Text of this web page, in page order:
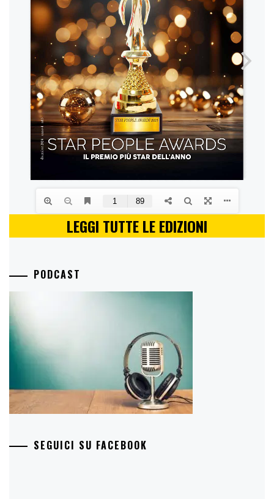
LEGGI TUTTE LE EDIZIONI
PODCAST
SEGUICI SU FACEBOOK